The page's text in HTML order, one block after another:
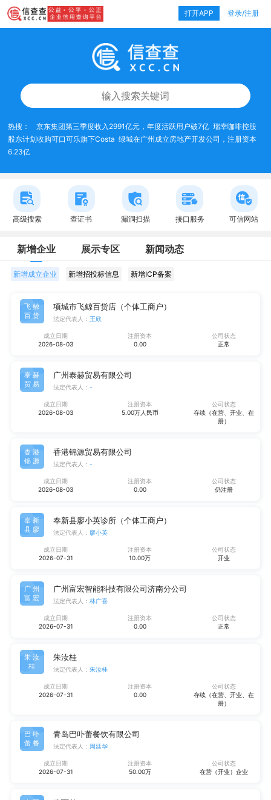
打开APP 登录/注册
热搜： 京东集团第三季度收入2991亿元，年度活跃用户破7亿 瑞幸咖啡控股
股东计划收购可口可乐旗下Costa 绿城在广州成立房地产开发公司，注册资本
6.23亿
高级搜索 查证书 漏洞扫描 接口服务 可信网站
新增企业 展示专区 新闻动态
新增成立企业 新增招投标信息 新增ICP备案
飞鲸
百货
项城市飞鲸百货店（个体工商户）
法定代表人： 王欣
成立日期
2026-08-03
注册资本
0.00
公司状态
正常
泰赫
贸易
广州泰赫贸易有限公司
法定代表人： -
成立日期
2026-08-03
注册资本
5.00万人民币
公司状态
存续（在营、开业、在
册）
香港
锦源
香港锦源贸易有限公司
法定代表人： -
成立日期
2026-08-03
注册资本
0.00
公司状态
仍注册
奉新
县廖
奉新县廖小英诊所（个体工商户）
法定代表人： 廖小英
成立日期
2026-07-31
注册资本
10.00万
公司状态
开业
广州
富宏
广州富宏智能科技有限公司济南分公司
法定代表人： 林广喜
成立日期
2026-07-31
注册资本
0.00
公司状态
正常
朱汝
桂
朱汝桂
法定代表人： 朱汝桂
成立日期
2026-07-31
注册资本
0.00
公司状态
存续（在营、开业、在
册）
巴卟
蕾餐
青岛巴卟蕾餐饮有限公司
法定代表人： 周廷华
成立日期
2026-07-31
注册资本
50.00万
公司状态
在营（开业）企业